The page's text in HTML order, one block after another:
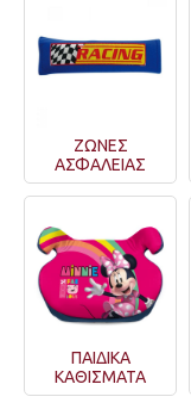
ΖΩΝΕΣ
ΑΣΦΑΛΕΙΑΣ
ΠΑΙΔΙΚΑ
ΚΑΘΙΣΜΑΤΑ